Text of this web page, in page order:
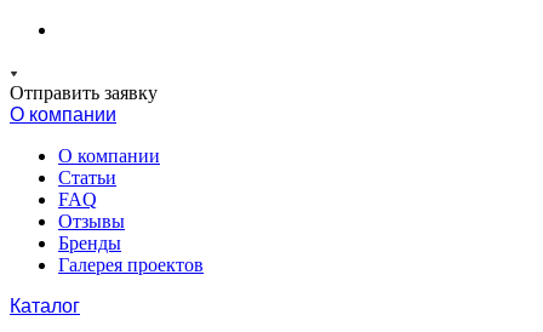
Отправить заявку
О компании
О компании
Статьи
FAQ
Отзывы
Бренды
Галерея проектов
Каталог